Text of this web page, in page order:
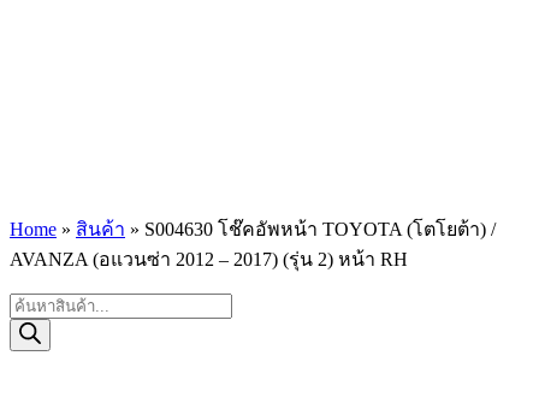
Home » สินค้า » S004630 โช๊คอัพหน้า TOYOTA (โตโยต้า) /
AVANZA (อแวนซ่า 2012 – 2017) (รุ่น 2) หน้า RH
Products
search